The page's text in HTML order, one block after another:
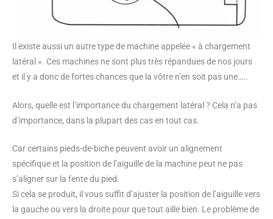
Il existe aussi un autre type de machine appelée « à chargement
latéral ». Ces machines ne sont plus très répandues de nos jours
et il y a donc de fortes chances que la vôtre n’en soit pas une…..
Alors, quelle est l’importance du chargement latéral ? Cela n’a pas
d’importance, dans la plupart des cas en tout cas.
Car certains pieds-de-biche peuvent avoir un alignement
spécifique et la position de l’aiguille de la machine peut ne pas
s’aligner sur la fente du pied.
Si cela se produit, il vous suffit d’ajuster la position de l’aiguille vers
la gauche ou vers la droite pour que tout aille bien. Le problème de